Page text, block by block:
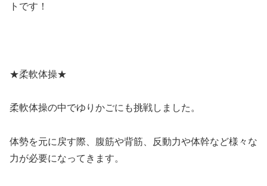
トです！
★柔軟体操★
柔軟体操の中でゆりかごにも挑戦しました。
体勢を元に戻す際、腹筋や背筋、反動力や体幹など様々な
力が必要になってきます。